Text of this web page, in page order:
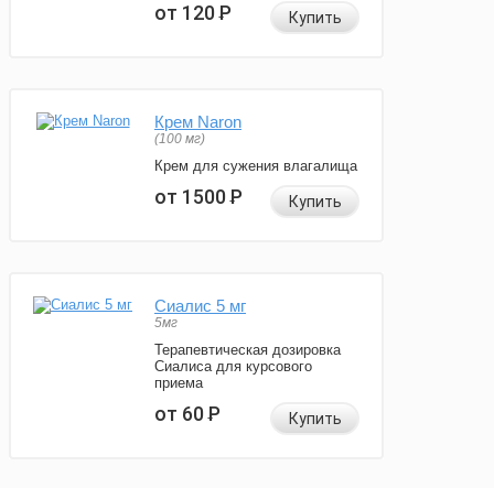
от 120Р Купить
Крем Naron
(100 мг)
Крем для сужения влагалища
от 1500Р Купить
Сиалис 5 мг
5мг
Терапевтическая дозировка
Сиалиса для курсового
приема
от 60Р Купить